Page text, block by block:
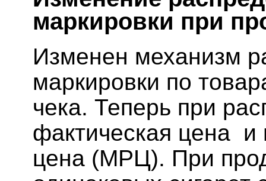
маркировки при
Изменен механизм
маркировки по
чека. Теперь при
фактическая цена
цена (МРЦ). При